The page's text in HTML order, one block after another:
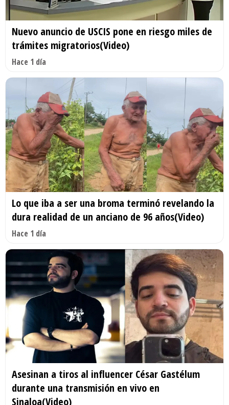
Nuevo anuncio de USCIS pone en riesgo miles de
trámites migratorios(Video)
Hace 1 día
Lo que iba a ser una broma terminó revelando la
dura realidad de un anciano de 96 años(Video)
Hace 1 día
Asesinan a tiros al influencer César Gastélum
durante una transmisión en vivo en
Sinaloa(Video)